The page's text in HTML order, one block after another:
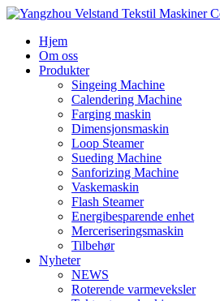
Hjem
Om oss
Produkter
Singeing Machine
Calendering Machine
Farging maskin
Dimensjonsmaskin
Loop Steamer
Sueding Machine
Sanforizing Machine
Vaskemaskin
Flash Steamer
Energibesparende enhet
Merceriseringsmaskin
Tilbehør
Nyheter
NEWS
Roterende varmeveksler